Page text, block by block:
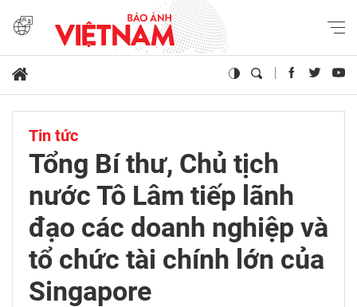
Tin tức
Tổng Bí thư, Chủ tịch
nước Tô Lâm tiếp lãnh
đạo các doanh nghiệp và
tổ chức tài chính lớn của
Singapore